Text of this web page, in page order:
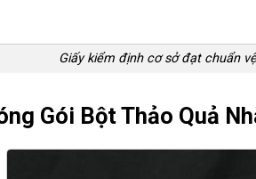
Giấy kiểm định cơ sở đạt chuẩn
Gói Bột Thảo Quả